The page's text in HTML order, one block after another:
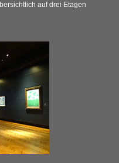
auf drei Etagen